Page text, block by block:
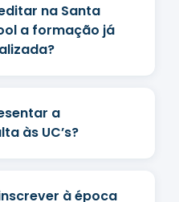
na Santa
a formação já
a
às UC’s?
à época